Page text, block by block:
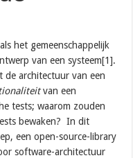
het gemeenschappelijk
van een systeem[1].
de architectuur van een
van een
tests; waarom zouden
bewaken? In dit
een open-source-library
software-architectuur